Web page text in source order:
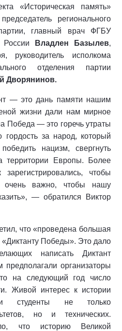
«Историческая память»
регионального
главный врач ФГБУ
Владлен Базылев,
руководитель исполкома
отделения партии
Дворянинов.
— это дань памяти нашим
жизни дали нам мирное
Победа — это горечь утраты
за народ, который
нацизм, свергнуть
территории Европы. Более
чтобы
очень важно, чтобы нашу
— обратился Виктор
что «проведена большая
«Диктанту Победы». Это дало
написать Диктант
предполагали организаторы
на следующий год число
Живой интерес к истории
студенты не только
но и технических.
что историю Великой